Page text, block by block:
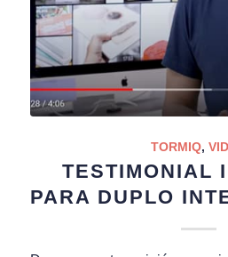
TORMIQ,
TESTIMONIAL
PARA DUPLO